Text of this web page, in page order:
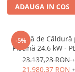
ADAUGA IN COS
-5%
Pompă de Căldură
Piscină 24.6 kW -
23.137,23 RON
21.980,37 RON